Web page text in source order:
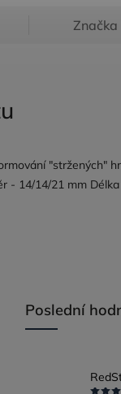
Značka
"stržených"
- 14/14/21 mm
Poslední